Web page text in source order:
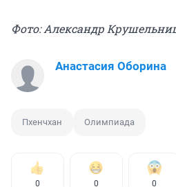
Фото: Александр
Анастасия Оборина
Пхенчхан Олимпиада
0 0 0